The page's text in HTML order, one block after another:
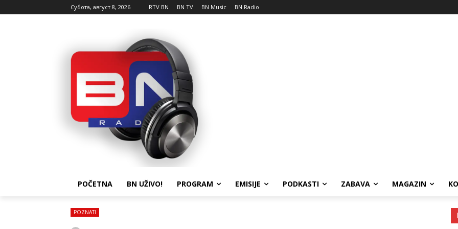
Субота, август 8, 2026 RTV BN BN TV BN Music BN Radio
POČETNA BN UŽIVO! PROGRAM EMISIJE PODKASTI ZABAVA MAGAZIN
POZNATI